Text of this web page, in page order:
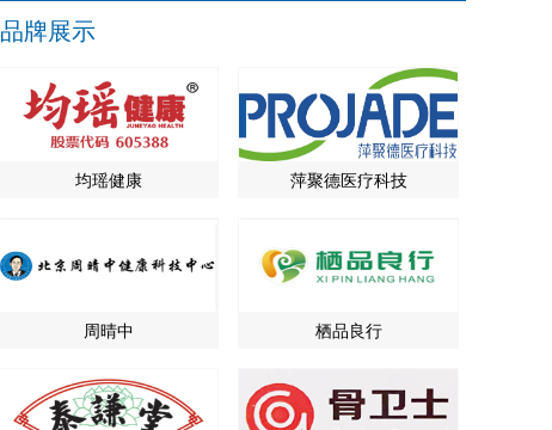
品牌展示
均瑶健康 萍聚德医疗科技
周晴中 栖品良行